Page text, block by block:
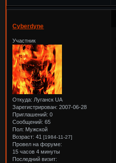
Cyberdyne
Участник
Откуда: Луганск UA
Зарегистрирован: 2007-06-28
Приглашений: 0
Сообщений: 65
Пол: Мужской
Возраст: 41[1984-11-27]
Провел на форуме:
15 часов 4 минуты
Последний визит: